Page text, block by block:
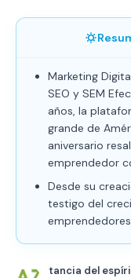
Marketing
SEO y SEM
años, la
grande de
aniversario
emprendedor
Desde su
testigo del
tancia del